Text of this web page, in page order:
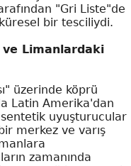
"Gri Liste"de
bir tesciliydi.
ve Limanlardaki
üzerinde köprü
Latin Amerika'dan
uyuşturucular
merkez ve varış
zamanında